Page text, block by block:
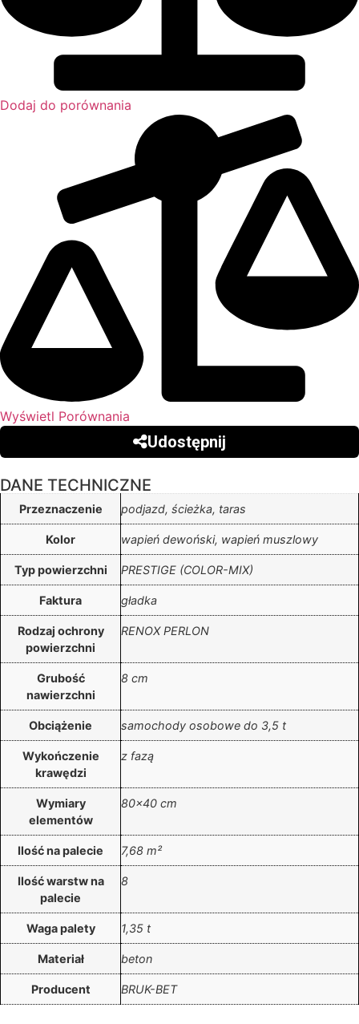
Dodaj do porównania
Wyświetl Porównania
Udostępnij
DANE TECHNICZNE
Przeznaczenie podjazd, ścieżka, taras
Kolor wapień dewoński, wapień muszlowy
Typ powierzchni PRESTIGE (COLOR-MIX)
Faktura gładka
Rodzaj ochrony
powierzchni
RENOX PERLON
Grubość
nawierzchni
8 cm
Obciążenie samochody osobowe do 3,5 t
Wykończenie
krawędzi
z fazą
Wymiary
elementów
80×40 cm
Ilość na palecie 7,68 m²
Ilość warstw na
palecie
8
Waga palety 1,35 t
Materiał beton
Producent BRUK-BET